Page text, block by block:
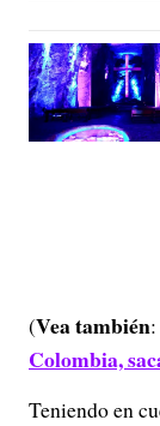
(Vea también:
Colombia,
Teniendo en